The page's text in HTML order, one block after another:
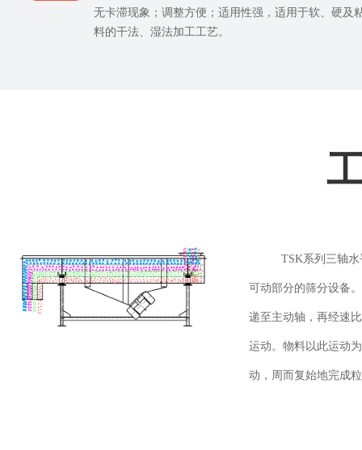
无卡滞现象；调整方便；适用性强，适用于软、硬及
料的干法、湿法加工工艺。
TSK系列三轴
可动部分的筛分设备
递至主动轴，再经速
运动。物料以此运动
动，周而复始地完成